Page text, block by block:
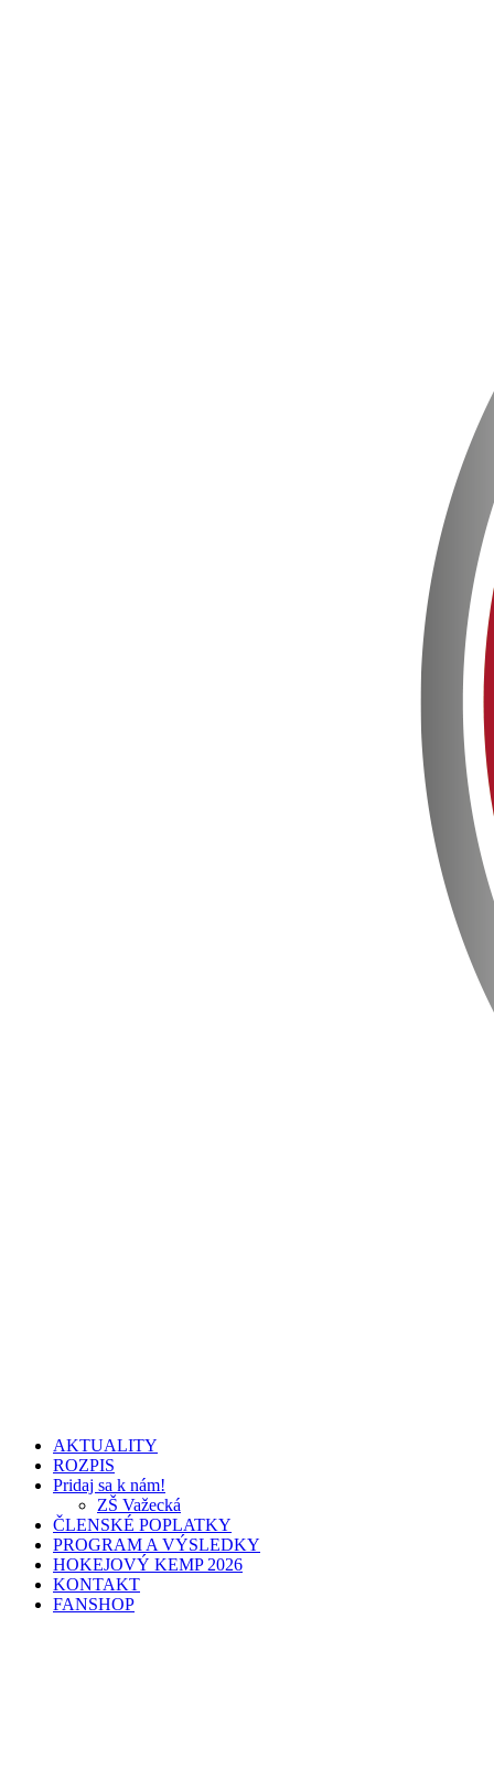
AKTUALITY
ROZPIS
Pridaj sa k nám!
ZŠ Važecká
ČLENSKÉ POPLATKY
PROGRAM A VÝSLEDKY
HOKEJOVÝ KEMP 2026
KONTAKT
FANSHOP